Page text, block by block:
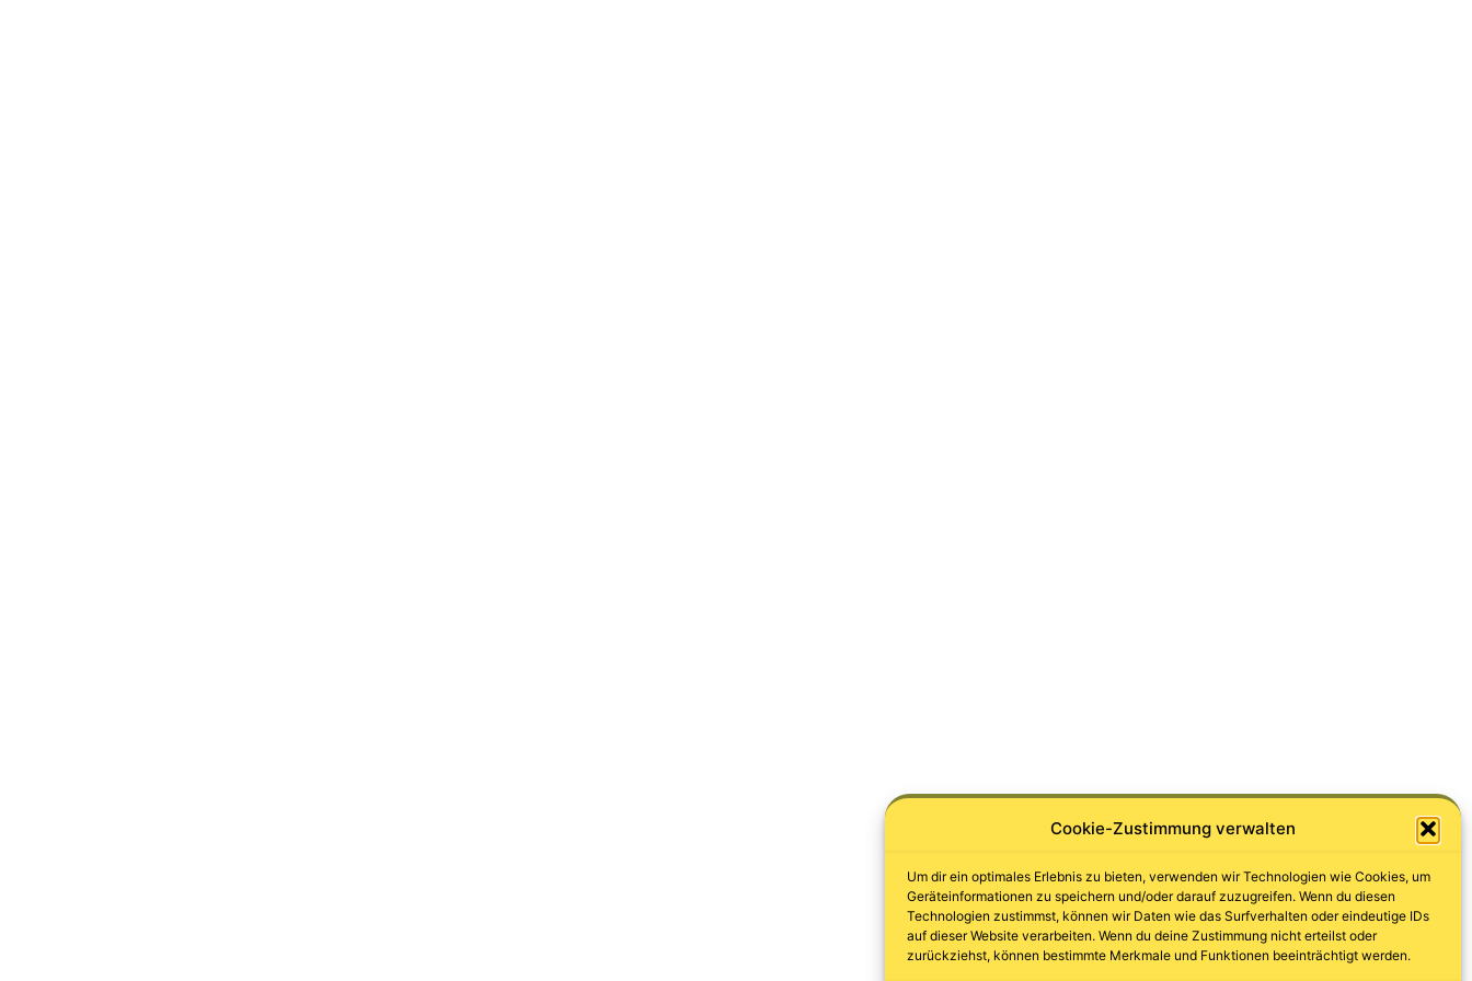
Cookie-Zustimmung verwalten
Um dir ein optimales Erlebnis zu bieten, verwenden wir Technologien wie Cookies, um
Geräteinformationen zu speichern und/oder darauf zuzugreifen. Wenn du diesen
Technologien zustimmst, können wir Daten wie das Surfverhalten oder eindeutige IDs
auf dieser Website verarbeiten. Wenn du deine Zustimmung nicht erteilst oder
zurückziehst, können bestimmte Merkmale und Funktionen beeinträchtigt werden.